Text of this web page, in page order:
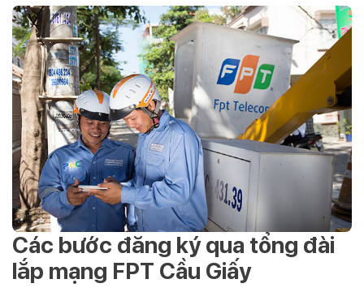
Các bước đăng ký qua tổng đài
lắp mạng FPT Cầu Giấy